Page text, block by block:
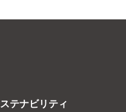
テナビリティ